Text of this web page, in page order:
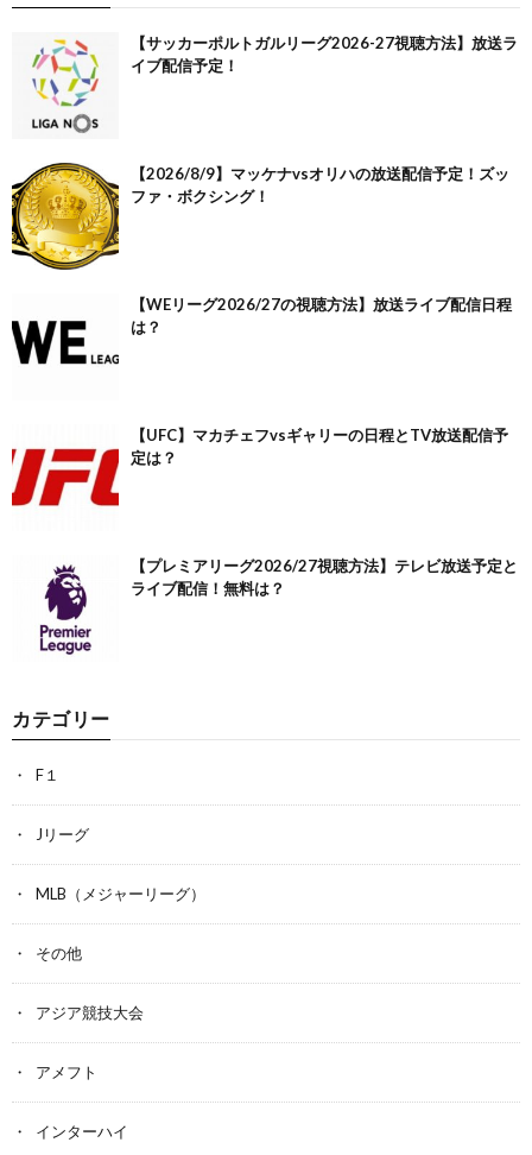
【サッカーポルトガルリーグ2026-27視聴方法】放送ラ
イブ配信予定！
【2026/8/9】マッケナvsオリハの放送配信予定！ズッ
ファ・ボクシング！
【WEリーグ2026/27の視聴方法】放送ライブ配信日程
は？
【UFC】マカチェフvsギャリーの日程とTV放送配信予
定は？
【プレミアリーグ2026/27視聴方法】テレビ放送予定と
ライブ配信！無料は？
カテゴリー
F１
Jリーグ
MLB（メジャーリーグ）
その他
アジア競技大会
アメフト
インターハイ